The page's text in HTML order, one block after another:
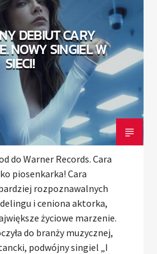
MUZY
DEBIUT CARY
NOWY SINGIEL W
SIECI!
do Warner Records. Cara
piosenkarka! Cara
rozpoznawalnych
i ceniona aktorka,
życiowe marzenie.
do branży muzycznej,
podwójny singiel „I